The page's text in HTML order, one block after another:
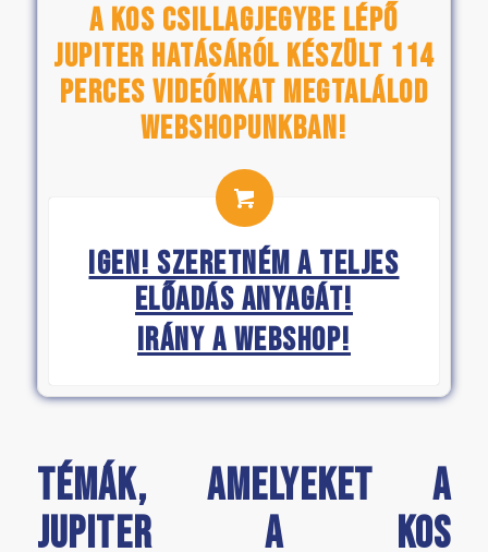
A Kos csillagjegybe lépő
Jupiter hatásáról készült 114
perces videónkat megtalálod
webshopunkban!
IGEN! SZERETNÉM A TELJES
ELŐADÁS ANYAGÁT!
IRÁNY A WEBSHOP!
Témák, amelyeket a
Jupiter a Kos